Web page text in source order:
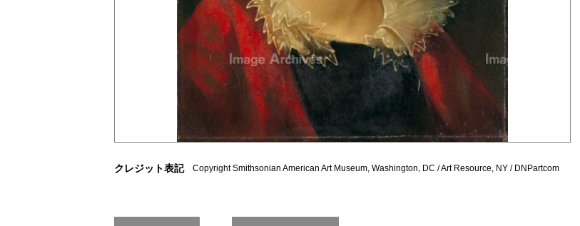
クレジット表記 Copyright Smithsonian American Art Museum, Washington, DC / Art Resource, NY / DNPartcom